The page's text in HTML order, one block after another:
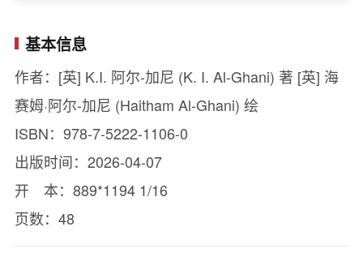
基本信息
作者：[英] K.I. 阿尔-加尼 (K. I. Al-Ghani) 著 [英] 海
赛姆·阿尔-加尼 (Haitham Al-Ghani) 绘
ISBN：978-7-5222-1106-0
出版时间：2026-04-07
开 本：889*1194 1/16
页数：48